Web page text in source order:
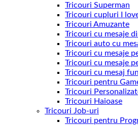
Tricouri Superman
Tricouri cupluri I
Tricouri Amuzante
Tricouri cu mesaje
Tricouri auto cu
Tricouri cu mesaje
Tricouri cu mesaje
Tricouri cu mesaj
Tricouri pentru
Tricouri
Tricouri Haioase
Tricouri Job-uri
Tricouri pentru